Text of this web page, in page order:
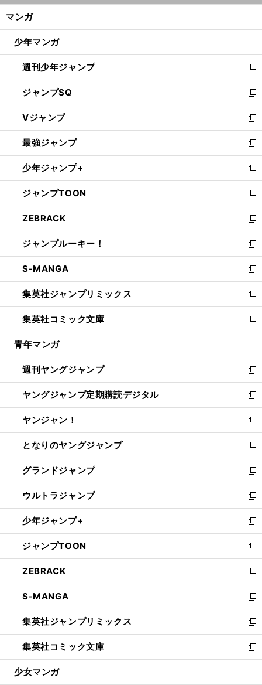
ン
ウ
開
く
マンガ
少年マンガ
週刊少年ジャンプ
新
し
い
ウ
ィ
ン
ド
ウ
で
開
く
ジャンプSQ
新
し
い
ウ
ィ
ン
ド
ウ
で
開
く
Vジャンプ
新
し
い
ウ
ィ
ン
ド
ウ
で
開
く
最強ジャンプ
新
し
い
ウ
ィ
ン
ド
ウ
で
開
く
少年ジャンプ+
新
し
い
ウ
ィ
ン
ド
ウ
で
開
く
ジャンプTOON
新
し
い
ウ
ィ
ン
ド
ウ
で
開
く
ZEBRACK
新
し
い
ウ
ィ
ン
ド
ウ
で
開
ジャンプルーキー！
新
し
い
ウ
ィ
ン
ド
ウ
開
く
S-MANGA
新
し
い
ウ
ィ
ン
ウ
で
開
く
集英社ジャンプリミックス
新
し
い
ウ
ン
ド
ウ
で
開
く
集英社コミック文庫
新
し
ウ
ィ
ン
ド
ウ
で
開
く
青年マンガ
週刊ヤングジャンプ
新
し
い
ウ
ィ
ン
ド
ウ
で
開
く
ヤングジャンプ定期購読デジタル
新
し
い
ウ
ィ
ン
ド
ウ
で
開
く
ヤンジャン！
新
し
い
ウ
ィ
ン
ド
ウ
で
開
く
となりのヤングジャンプ
新
し
い
ウ
ィ
ン
ド
ウ
で
開
く
グランドジャンプ
新
し
い
ウ
ィ
ン
ド
ウ
で
開
く
ウルトラジャンプ
新
し
い
ウ
ィ
ン
ド
ウ
で
開
く
少年ジャンプ+
新
し
い
ウ
ィ
ン
ド
ウ
で
開
く
ジャンプTOON
新
し
い
ウ
ィ
ン
ド
ウ
で
開
ZEBRACK
新
し
い
ウ
ィ
ン
ド
ウ
S-MANGA
新
し
い
ウ
ィ
ン
集英社ジャンプリミックス
新
し
い
ウ
集英社コミック文庫
新
し
少女マンガ